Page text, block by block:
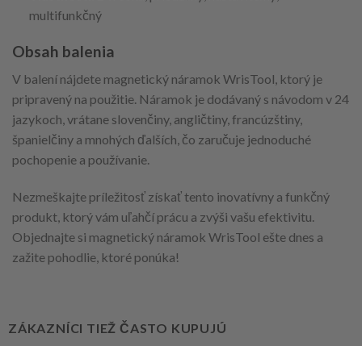
multifunkčný
Obsah balenia
V balení nájdete magnetický náramok WrisTool, ktorý je
pripravený na použitie. Náramok je dodávaný s návodom v 24
jazykoch, vrátane slovenčiny, angličtiny, francúzštiny,
španielčiny a mnohých ďalších, čo zaručuje jednoduché
pochopenie a používanie.
Nezmeškajte príležitosť získať tento inovatívny a funkčný
produkt, ktorý vám uľahčí prácu a zvýši vašu efektivitu.
Objednajte si magnetický náramok WrisTool ešte dnes a
zažite pohodlie, ktoré ponúka!
ZÁKAZNÍCI TIEŽ ČASTO KUPUJÚ